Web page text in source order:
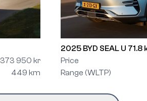
373 950 kr
449 km
2025 BYD SEAL U
Price
Range (WLTP)